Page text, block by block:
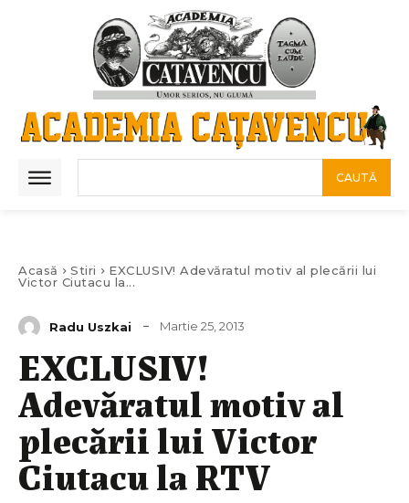
CAUTĂ
Acasă Stiri
EXCLUSIV! Adevăratul motiv al plecării lui
Victor Ciutacu la...
Radu Uszkai Martie 25, 2013
EXCLUSIV!
Adevăratul motiv al
plecării lui Victor
Ciutacu la RTV